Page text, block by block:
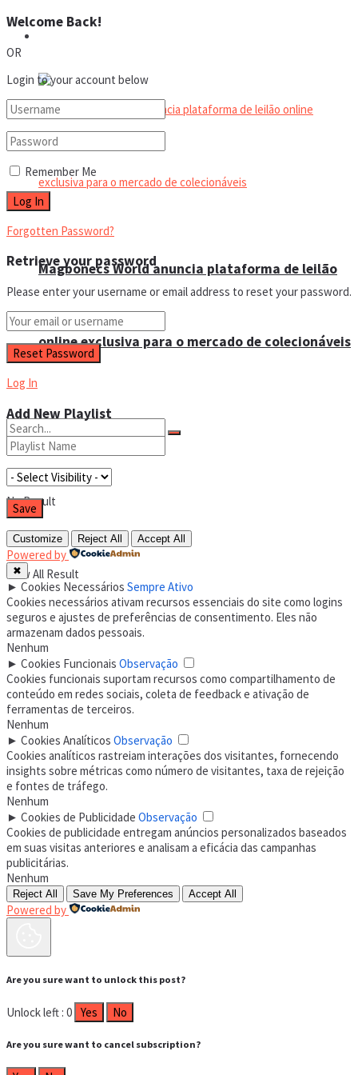
Magbonecs World anuncia plataforma de leilão
online exclusiva para o mercado de colecionáveis
No Result
View All Result
Welcome Back!
OR
Login to your account below
Remember Me
Forgotten Password?
Retrieve your password
Please enter your username or email address to reset your password.
Log In
Add New Playlist
Customize Reject All Accept All
Powered by
✖
► Cookies Necessários Sempre Ativo
Cookies necessários ativam recursos essenciais do site como logins
seguros e ajustes de preferências de consentimento. Eles não
armazenam dados pessoais.
Nenhum
► Cookies Funcionais Observação
Cookies funcionais suportam recursos como compartilhamento de
conteúdo em redes sociais, coleta de feedback e ativação de
ferramentas de terceiros.
Nenhum
► Cookies Analíticos Observação
Cookies analíticos rastreiam interações dos visitantes, fornecendo
insights sobre métricas como número de visitantes, taxa de rejeição
e fontes de tráfego.
Nenhum
► Cookies de Publicidade Observação
Cookies de publicidade entregam anúncios personalizados baseados
em suas visitas anteriores e analisam a eficácia das campanhas
publicitárias.
Nenhum
Reject All Save My Preferences Accept All
Powered by
Are you sure want to unlock this post?
Unlock left : 0 Yes No
Are you sure want to cancel subscription?